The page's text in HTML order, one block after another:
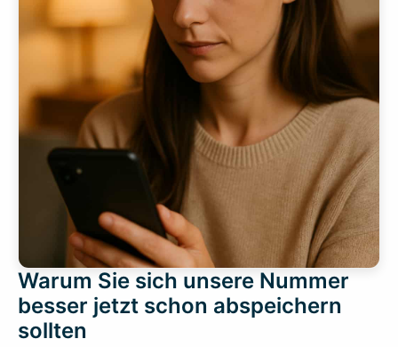
Warum Sie sich unsere Nummer
besser jetzt schon abspeichern
sollten